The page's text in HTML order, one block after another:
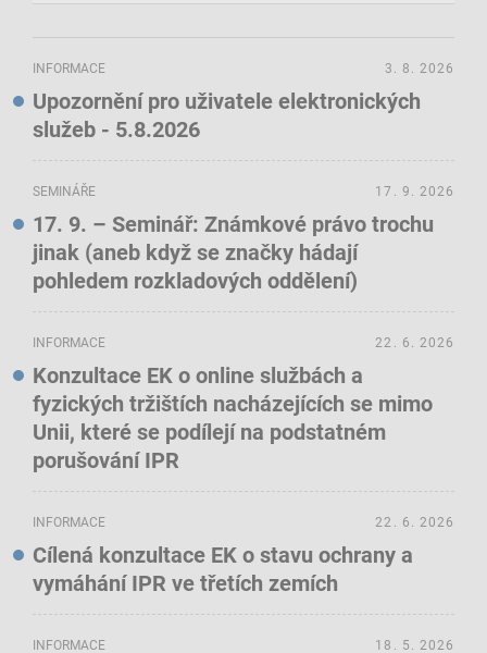
INFORMACE
Upozornění pro uživatele elektronických
služeb - 5.8.2026
3. 8. 2026
SEMINÁŘE
17. 9. – Seminář: Známkové právo trochu
jinak (aneb když se značky hádají
pohledem rozkladových oddělení)
17. 9. 2026
INFORMACE
Konzultace EK o online službách a
fyzických tržištích nacházejících se mimo
Unii, které se podílejí na podstatném
porušování IPR
22. 6. 2026
INFORMACE
Cílená konzultace EK o stavu ochrany a
vymáhání IPR ve třetích zemích
22. 6. 2026
INFORMACE 18. 5. 2026